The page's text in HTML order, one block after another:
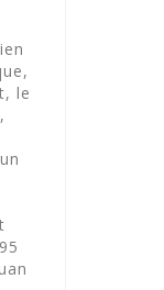
le